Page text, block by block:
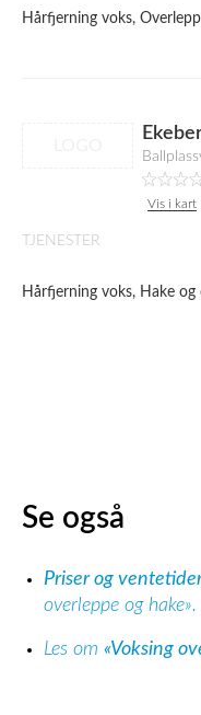
Hårfjerning voks,
Vis i kart
TJENESTER
Hårfjerning voks, Hake og
Se også
Priser og
overleppe og hake».
Les om «Voksing